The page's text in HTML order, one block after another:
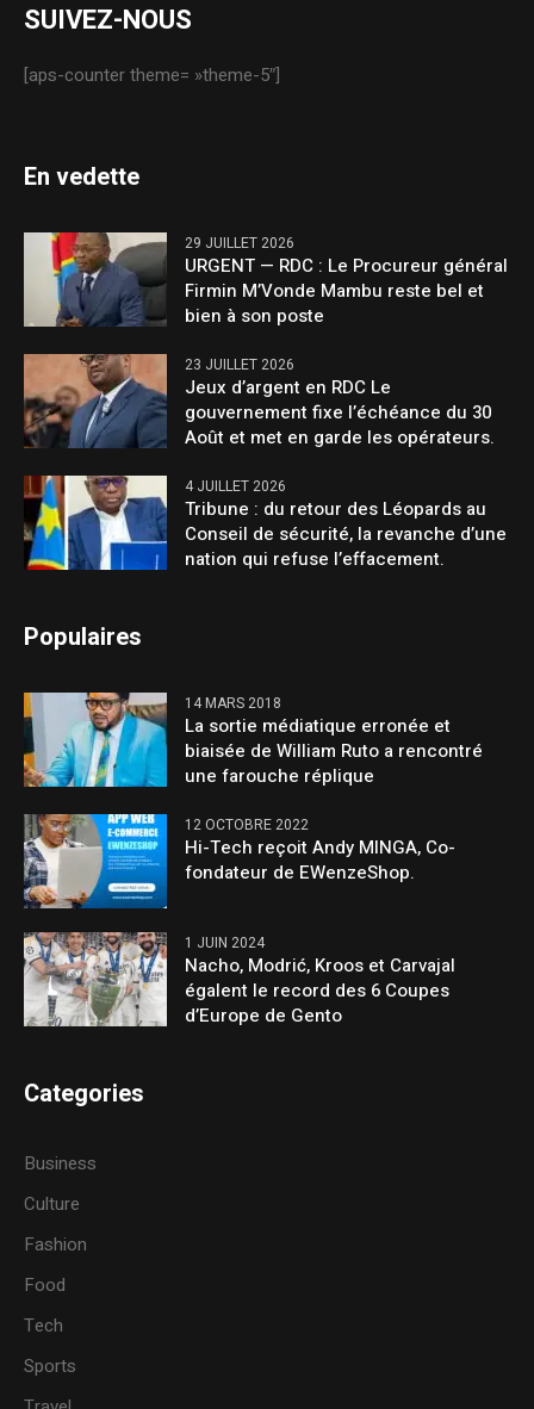
SUIVEZ-NOUS
[aps-counter theme= »theme-5″]
En vedette
29 JUILLET 2026
URGENT — RDC : Le Procureur général
Firmin M’Vonde Mambu reste bel et
bien à son poste
23 JUILLET 2026
Jeux d’argent en RDC Le
gouvernement fixe l’échéance du 30
Août et met en garde les opérateurs.
4 JUILLET 2026
Tribune : du retour des Léopards au
Conseil de sécurité, la revanche d’une
nation qui refuse l’effacement.
Populaires
14 MARS 2018
La sortie médiatique erronée et
biaisée de William Ruto a rencontré
une farouche réplique
12 OCTOBRE 2022
Hi-Tech reçoit Andy MINGA, Co-
fondateur de EWenzeShop.
1 JUIN 2024
Nacho, Modrić, Kroos et Carvajal
égalent le record des 6 Coupes
d’Europe de Gento
Categories
Business
Culture
Fashion
Food
Tech
Sports